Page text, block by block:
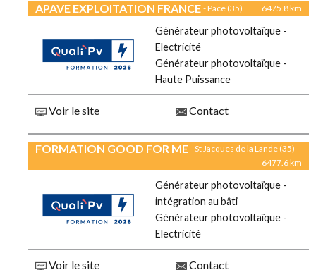
APAVE EXPLOITATION FRANCE - Pace (35) 6475.8 km
Générateur photovoltaïque -
Electricité
Générateur photovoltaïque -
Haute Puissance
Voir le site Contact
FORMATION GOOD FOR ME - St Jacques de la Lande (35)
6477.6 km
Générateur photovoltaïque -
intégration au bâti
Générateur photovoltaïque -
Electricité
Voir le site Contact